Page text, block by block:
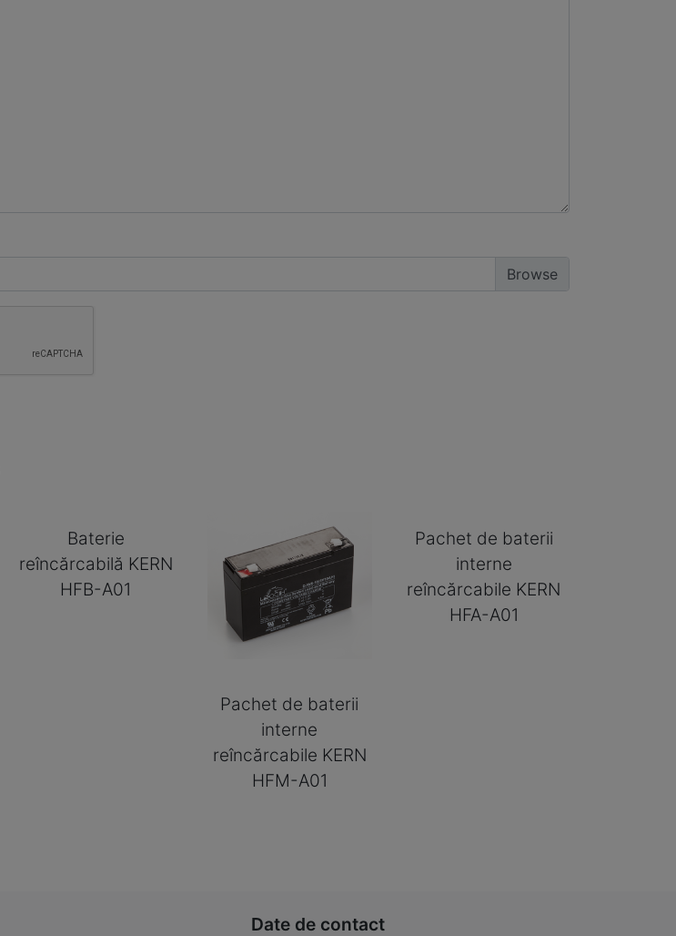
Baterie
reîncărcabilă KERN
HFB-A01
Pachet de baterii
interne
reîncărcabile KERN
HFM-A01
Pachet de baterii
interne
reîncărcabile KERN
HFA-A01
Date de contact